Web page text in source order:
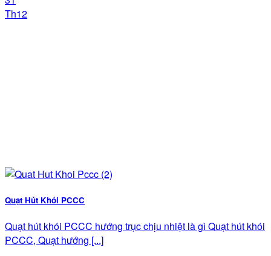
Th12
Quạt Hút Khói PCCC
Quạt hút khói PCCC hướng trục chịu nhiệt là gì Quạt hút khói
PCCC, Quạt hướng [...]